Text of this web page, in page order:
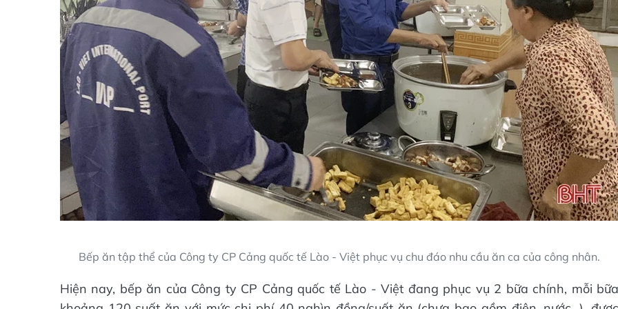
Bếp ăn tập thể của Công ty CP Cảng quốc tế Lào - Việt phục vụ chu đáo nhu cầu ăn ca của công nhân.
Hiện nay, bếp ăn của Công ty CP Cảng quốc tế Lào - Việt đang phục vụ 2 bữa chính, mỗi bữa